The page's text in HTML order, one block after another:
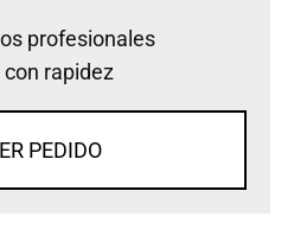
profesionales
rapidez
PEDIDO